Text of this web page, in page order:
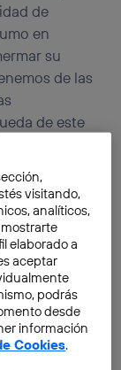
de
en
su
de las
de este
de redes
durante el
visitando,
analíticos,
elaborado a
aceptar
podrás
desde
información
Cookies.